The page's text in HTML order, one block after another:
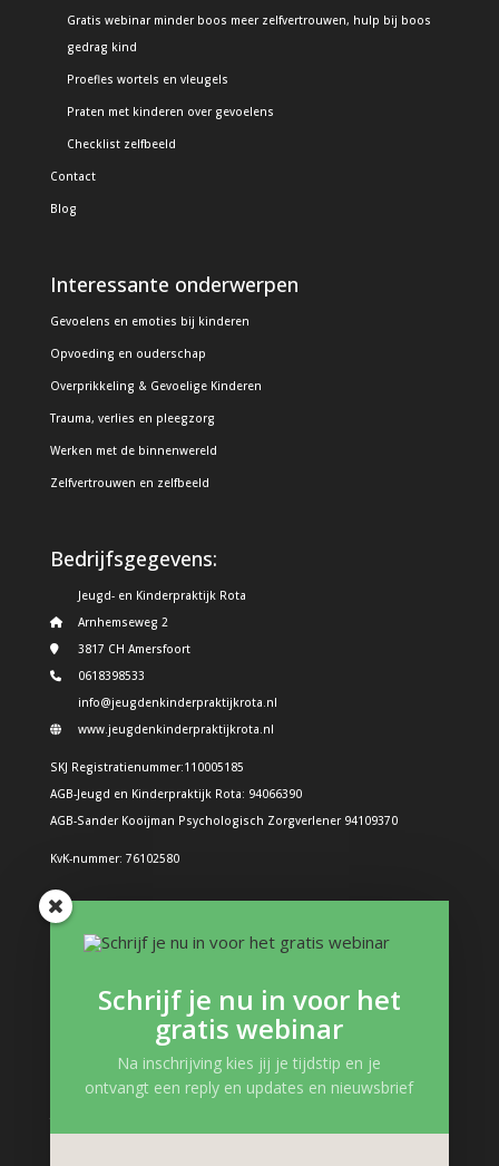
Gratis webinar minder boos meer zelfvertrouwen, hulp bij boos
gedrag kind
Proefles wortels en vleugels
Praten met kinderen over gevoelens
Checklist zelfbeeld
Contact
Blog
Interessante onderwerpen
Gevoelens en emoties bij kinderen
Opvoeding en ouderschap
Overprikkeling & Gevoelige Kinderen
Trauma, verlies en pleegzorg
Werken met de binnenwereld
Zelfvertrouwen en zelfbeeld
Bedrijfsgegevens:
Jeugd- en Kinderpraktijk Rota
Arnhemseweg 2
3817 CH Amersfoort
0618398533
info@jeugdenkinderpraktijkrota.nl
www.jeugdenkinderpraktijkrota.nl
SKJ Registratienummer:110005185
AGB-Jeugd en Kinderpraktijk Rota: 94066390
AGB-Sander Kooijman Psychologisch Zorgverlener 94109370
KvK-nummer: 76102580
Problemen bij kinderen
Structuur in de dag: Hoe doe je dat?
Boeken en interessante links
Gevoelens kind
Zelfvertrouwen kind
Trauma, verlies en pleegzorg
Schrijf je nu in voor het
gratis webinar
Na inschrijving kies jij je tijdstip en je
ontvangt een reply en updates en nieuwsbrief